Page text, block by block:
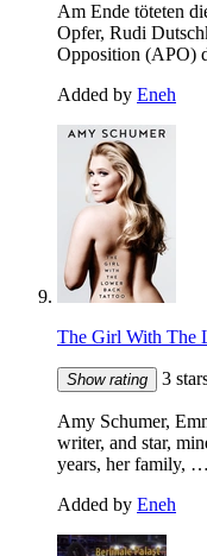
Am Ende töteten
Opfer, Rudi
Opposition (APO)
Added by Eneh
The Girl With The
Show rating 3
Amy Schumer,
writer, and star,
years, her family, …
Added by Eneh